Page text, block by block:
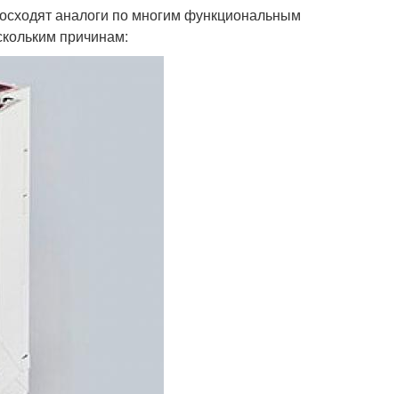
аналоги по многим функциональным
причинам: